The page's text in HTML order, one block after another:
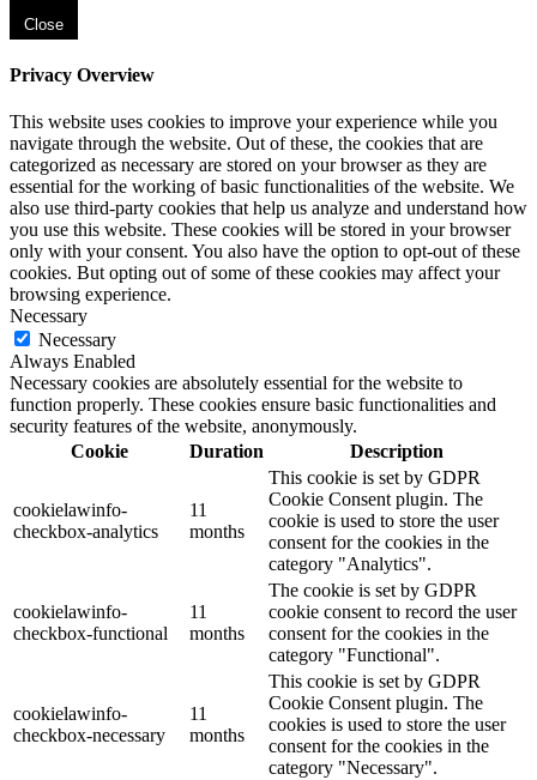
Close
Privacy Overview
This website uses cookies to improve your experience while you
navigate through the website. Out of these, the cookies that are
categorized as necessary are stored on your browser as they are
essential for the working of basic functionalities of the website. We
also use third-party cookies that help us analyze and understand how
you use this website. These cookies will be stored in your browser
only with your consent. You also have the option to opt-out of these
cookies. But opting out of some of these cookies may affect your
browsing experience.
Necessary
Necessary
Always Enabled
Necessary cookies are absolutely essential for the website to
function properly. These cookies ensure basic functionalities and
security features of the website, anonymously.
Cookie
Duration Description
cookielawinfo-
checkbox-analytics
11
months
This cookie is set by GDPR
Cookie Consent plugin. The
cookie is used to store the user
consent for the cookies in the
category "Analytics".
cookielawinfo-
checkbox-functional
11
months
The cookie is set by GDPR
cookie consent to record the user
consent for the cookies in the
category "Functional".
cookielawinfo-
checkbox-necessary
11
months
This cookie is set by GDPR
Cookie Consent plugin. The
cookies is used to store the user
consent for the cookies in the
category "Necessary".